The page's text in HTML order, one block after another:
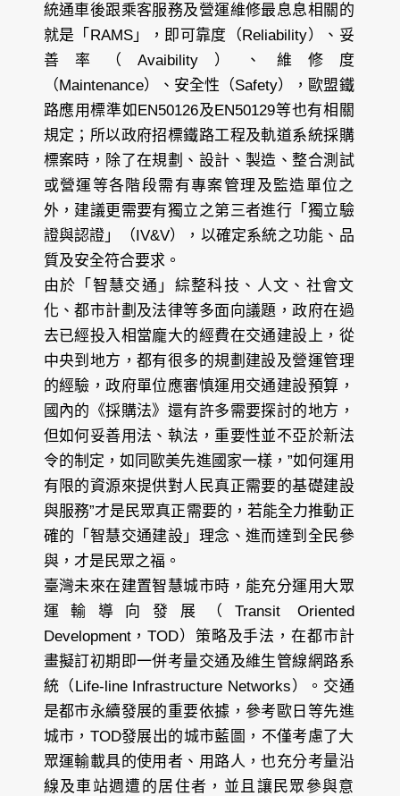
統通車後跟乘客服務及營運維修最息息相關的
就是「RAMS」，即可靠度（Reliability）、妥
善率（Avaibility）、維修度
（Maintenance）、安全性（Safety），歐盟鐵
路應用標準如EN50126及EN50129等也有相關
規定；所以政府招標鐵路工程及軌道系統採購
標案時，除了在規劃、設計、製造、整合測試
或營運等各階段需有專案管理及監造單位之
外，建議更需要有獨立之第三者進行「獨立驗
證與認證」（IV&V），以確定系統之功能、品
質及安全符合要求。
由於「智慧交通」綜整科技、人文、社會文
化、都市計劃及法律等多面向議題，政府在過
去已經投入相當龐大的經費在交通建設上，從
中央到地方，都有很多的規劃建設及營運管理
的經驗，政府單位應審慎運用交通建設預算，
國內的《採購法》還有許多需要探討的地方，
但如何妥善用法、執法，重要性並不亞於新法
令的制定，如同歐美先進國家一樣，”如何運用
有限的資源來提供對人民真正需要的基礎建設
與服務”才是民眾真正需要的，若能全力推動正
確的「智慧交通建設」理念、進而達到全民參
與，才是民眾之福。
臺灣未來在建置智慧城市時，能充分運用大眾
運輸導向發展（Transit Oriented
Development，TOD）策略及手法，在都市計
畫擬訂初期即一併考量交通及維生管線網路系
統（Life-line Infrastructure Networks）。交通
是都市永續發展的重要依據，參考歐日等先進
城市，TOD發展出的城市藍圖，不僅考慮了大
眾運輸載具的使用者、用路人，也充分考量沿
線及車站週遭的居住者，並且讓民眾參與意